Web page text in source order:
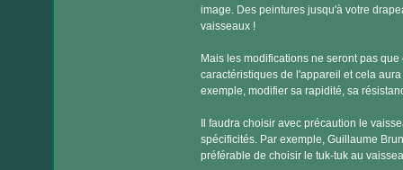
image. Des peintures jusqu'à votre
vaisseaux !
Mais les modifications ne seront pas
caractéristiques de l'appareil et cela
exemple, modifier sa rapidité, sa
Il faudra choisir avec précaution le
spécificités. Par exemple, Guillaume
préférable de choisir le tuk-tuk au